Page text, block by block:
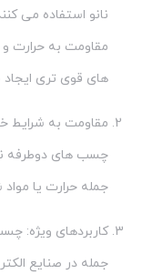
نانو استفاده می
مقاومت به حرارت
های قوی تری ایجاد
مقاومت به شرایط
چسب های دوطرفه
جمله حرارت یا
کاربردهای ویژه:
جمله در صنایع